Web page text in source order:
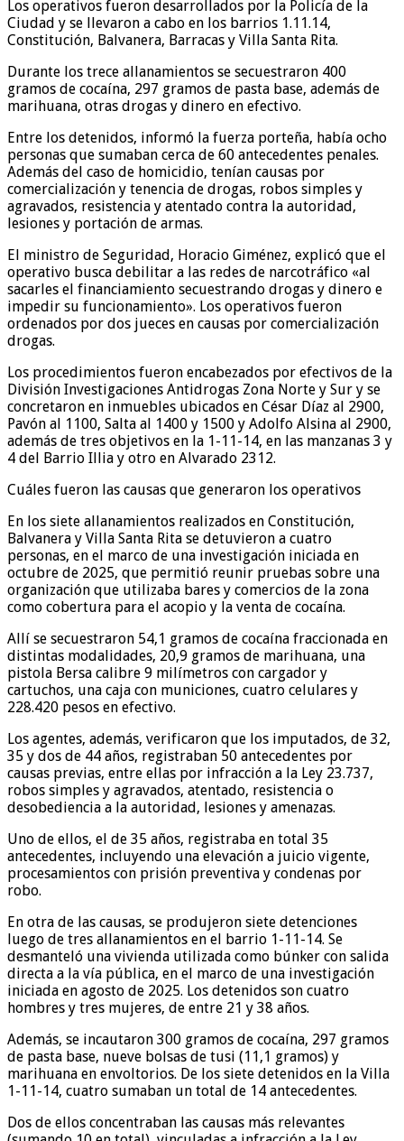
Los operativos fueron desarrollados por la Policía de la
Ciudad y se llevaron a cabo en los barrios 1.11.14,
Constitución, Balvanera, Barracas y Villa Santa Rita.
Durante los trece allanamientos se secuestraron 400
gramos de cocaína, 297 gramos de pasta base, además de
marihuana, otras drogas y dinero en efectivo.
Entre los detenidos, informó la fuerza porteña, había ocho
personas que sumaban cerca de 60 antecedentes penales.
Además del caso de homicidio, tenían causas por
comercialización y tenencia de drogas, robos simples y
agravados, resistencia y atentado contra la autoridad,
lesiones y portación de armas.
El ministro de Seguridad, Horacio Giménez, explicó que el
operativo busca debilitar a las redes de narcotráfico «al
sacarles el financiamiento secuestrando drogas y dinero e
impedir su funcionamiento». Los operativos fueron
ordenados por dos jueces en causas por comercialización
drogas.
Los procedimientos fueron encabezados por efectivos de la
División Investigaciones Antidrogas Zona Norte y Sur y se
concretaron en inmuebles ubicados en César Díaz al 2900,
Pavón al 1100, Salta al 1400 y 1500 y Adolfo Alsina al 2900,
además de tres objetivos en la 1-11-14, en las manzanas 3 y
4 del Barrio Illia y otro en Alvarado 2312.
Cuáles fueron las causas que generaron los operativos
En los siete allanamientos realizados en Constitución,
Balvanera y Villa Santa Rita se detuvieron a cuatro
personas, en el marco de una investigación iniciada en
octubre de 2025, que permitió reunir pruebas sobre una
organización que utilizaba bares y comercios de la zona
como cobertura para el acopio y la venta de cocaína.
Allí se secuestraron 54,1 gramos de cocaína fraccionada en
distintas modalidades, 20,9 gramos de marihuana, una
pistola Bersa calibre 9 milímetros con cargador y
cartuchos, una caja con municiones, cuatro celulares y
228.420 pesos en efectivo.
Los agentes, además, verificaron que los imputados, de 32,
35 y dos de 44 años, registraban 50 antecedentes por
causas previas, entre ellas por infracción a la Ley 23.737,
robos simples y agravados, atentado, resistencia o
desobediencia a la autoridad, lesiones y amenazas.
Uno de ellos, el de 35 años, registraba en total 35
antecedentes, incluyendo una elevación a juicio vigente,
procesamientos con prisión preventiva y condenas por
robo.
En otra de las causas, se produjeron siete detenciones
luego de tres allanamientos en el barrio 1-11-14. Se
desmanteló una vivienda utilizada como búnker con salida
directa a la vía pública, en el marco de una investigación
iniciada en agosto de 2025. Los detenidos son cuatro
hombres y tres mujeres, de entre 21 y 38 años.
Además, se incautaron 300 gramos de cocaína, 297 gramos
de pasta base, nueve bolsas de tusi (11,1 gramos) y
marihuana en envoltorios. De los siete detenidos en la Villa
1-11-14, cuatro sumaban un total de 14 antecedentes.
Dos de ellos concentraban las causas más relevantes